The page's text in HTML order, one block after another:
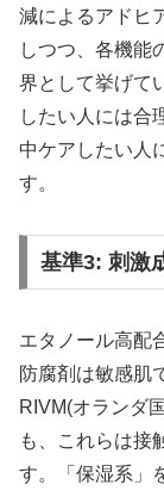
減によるアドヒ
しつつ、各機能
界として挙げて
したい人には合
中ケアしたい人
す。
基準3: 刺激
エタノール高配
防腐剤は敏感肌
RIVM(オランダ
も、これらは接
す。「保湿系」